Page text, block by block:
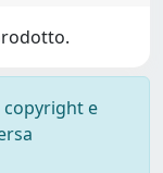
copyright e